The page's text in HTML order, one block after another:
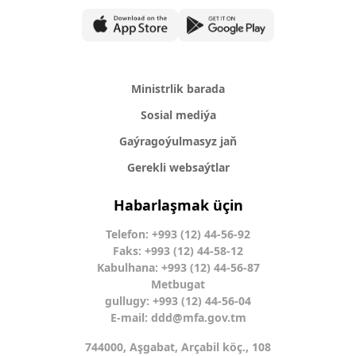
Ministrlik barada
Sosial mediýa
Gaýragoýulmasyz jaň
Gerekli websaýtlar
Habarlaşmak üçin
Telefon: +993 (12) 44-56-92
Faks: +993 (12) 44-58-12
Kabulhana: +993 (12) 44-56-87
Metbugat
gullugy: +993 (12) 44-56-04
E-mail: ddd@mfa.gov.tm
744000, Aşgabat, Arçabil köç., 108